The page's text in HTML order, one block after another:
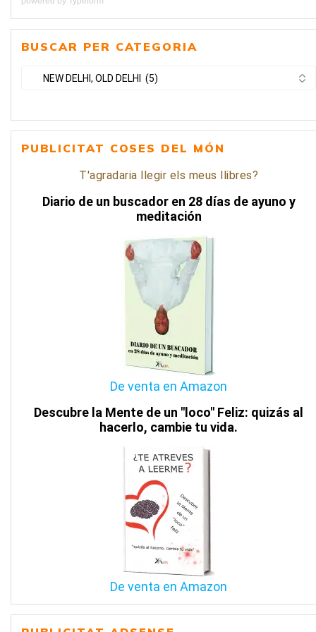
BUSCAR PER CATEGORIA
BUSCAR
PUBLICITAT COSES DEL MÓN
T'agradaria llegir els meus llibres?
Diario de un buscador en 28 días de ayuno y
meditación
De venta en Amazon
Descubre la Mente de un "loco" Feliz: quizás al
hacerlo, cambie tu vida.
De venta en Amazon